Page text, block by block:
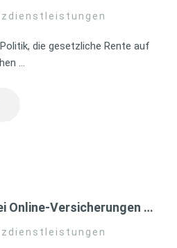
die gesetzliche Rente auf
…
Online-Versicherungen …